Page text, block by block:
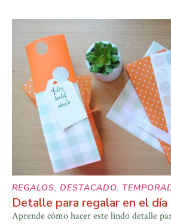
REGALOS, DESTACADO,
Detalle para regalar en el
Aprende cómo hacer este lindo detalle